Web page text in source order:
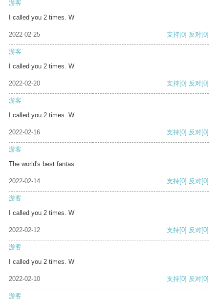
游客
I called you 2 times. W
2022-02-25 支持[0] 反对[0]
游客
I called you 2 times. W
2022-02-20 支持[0] 反对[0]
游客
I called you 2 times. W
2022-02-16 支持[0] 反对[0]
游客
The world's best fantas
2022-02-14 支持[0] 反对[0]
游客
I called you 2 times. W
2022-02-12 支持[0] 反对[0]
游客
I called you 2 times. W
2022-02-10 支持[0] 反对[0]
游客